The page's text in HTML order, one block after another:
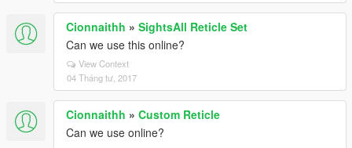
Cionnaithh » SightsAll Reticle Set
Can we use this online?
View Context
04 Tháng tư, 2017
Cionnaithh » Custom Reticle
Can we use online?